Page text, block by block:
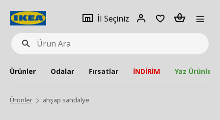
Ürün
Ara
İl Seçiniz
Giriş
Adet
Ürünler Odalar Fırsatlar İNDİRİM Yaz Ürünleri
Ürünler ahşap sandalye